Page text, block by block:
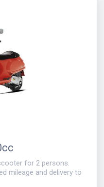
for 2 persons.
mileage and delivery to